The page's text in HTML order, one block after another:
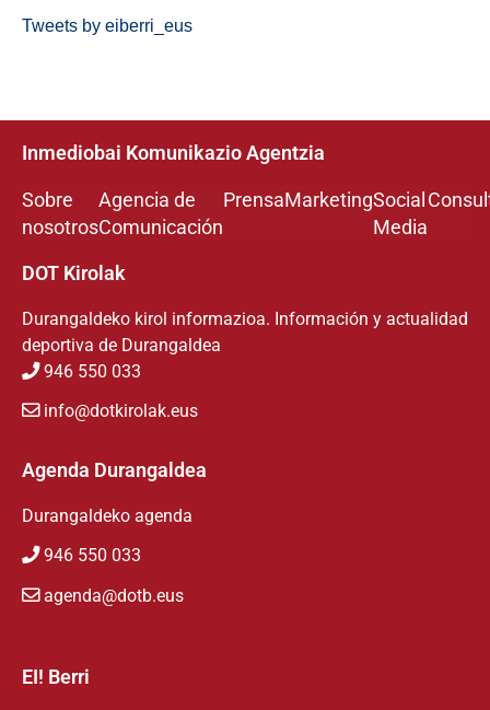
Tweets by eiberri_eus
Inmediobai Komunikazio Agentzia
Sobre
nosotros
Agencia de
Comunicación
PrensaMarketingSocial
Media
DOT Kirolak
Durangaldeko kirol informazioa. Información y actualidad
deportiva de Durangaldea
946 550 033
info@dotkirolak.eus
Agenda Durangaldea
Durangaldeko agenda
946 550 033
agenda@dotb.eus
EI! Berri